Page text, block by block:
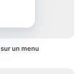
un menu